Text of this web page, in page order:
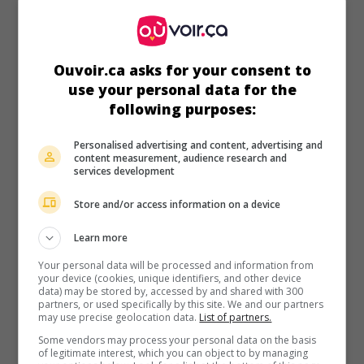
au cinéma
La Dernière Aventure
Fr. 1942. Comédie sentimentale
Annie Ducaux,Jean Max
vieillissant qui veut se remarier hésite entre une villageoise
et une fille de la bourgeoisie.
Ouvoir.ca asks for your consent to
use your personal data for the
following purposes:
Personalised advertising and content, advertising and
content measurement, audience research and
services development
Store and/or access information on a device
Learn more
Your personal data will be processed and information from
your device (cookies, unique identifiers, and other device
data) may be stored by, accessed by and shared with 300
partners, or used specifically by this site. We and our partners
may use precise geolocation data. List of partners.
Some vendors may process your personal data on the basis
of legitimate interest, which you can object to by managing